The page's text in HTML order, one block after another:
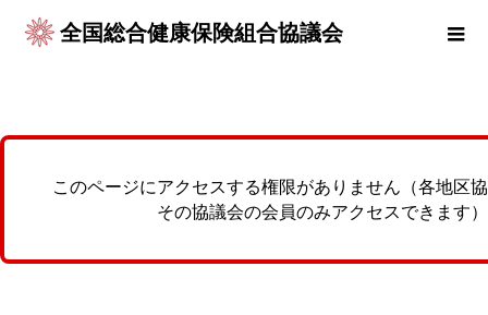
全国総合健康保険組合協議会
このページにアクセスする権限がありません（各地区
その協議会の会員のみアクセスできます